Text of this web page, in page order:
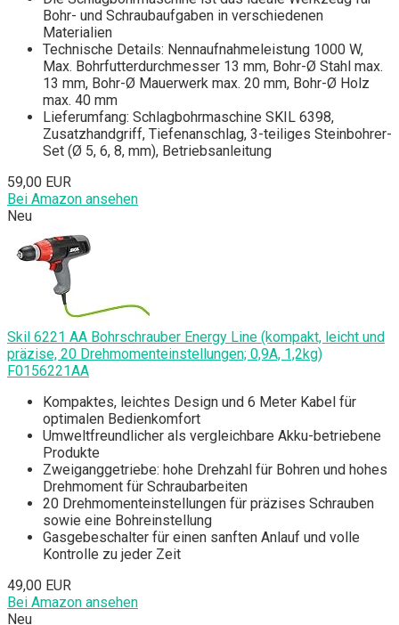
Bohr- und Schraubaufgaben in verschiedenen
Materialien
Technische Details: Nennaufnahmeleistung 1000 W,
Max. Bohrfutterdurchmesser 13 mm, Bohr-Ø Stahl max.
13 mm, Bohr-Ø Mauerwerk max. 20 mm, Bohr-Ø Holz
max. 40 mm
Lieferumfang: Schlagbohrmaschine SKIL 6398,
Zusatzhandgriff, Tiefenanschlag, 3-teiliges Steinbohrer-
Set (Ø 5, 6, 8, mm), Betriebsanleitung
59,00 EUR
Bei Amazon ansehen
Neu
Skil 6221 AA Bohrschrauber Energy Line (kompakt, leicht und
präzise, 20 Drehmomenteinstellungen; 0,9A, 1,2kg)
F0156221AA
Kompaktes, leichtes Design und 6 Meter Kabel für
optimalen Bedienkomfort
Umweltfreundlicher als vergleichbare Akku-betriebene
Produkte
Zweiganggetriebe: hohe Drehzahl für Bohren und hohes
Drehmoment für Schraubarbeiten
20 Drehmomenteinstellungen für präzises Schrauben
sowie eine Bohreinstellung
Gasgebeschalter für einen sanften Anlauf und volle
Kontrolle zu jeder Zeit
49,00 EUR
Bei Amazon ansehen
Neu